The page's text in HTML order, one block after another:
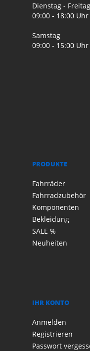
Dienstag - Freitag
09:00 - 18:00 Uhr
Samstag
09:00 - 15:00 Uhr
PRODUKTE
Fahrräder
Fahrradzubehör
Komponenten
Bekleidung
SALE %
Neuheiten
IHR KONTO
Anmelden
Registrieren
Passwort